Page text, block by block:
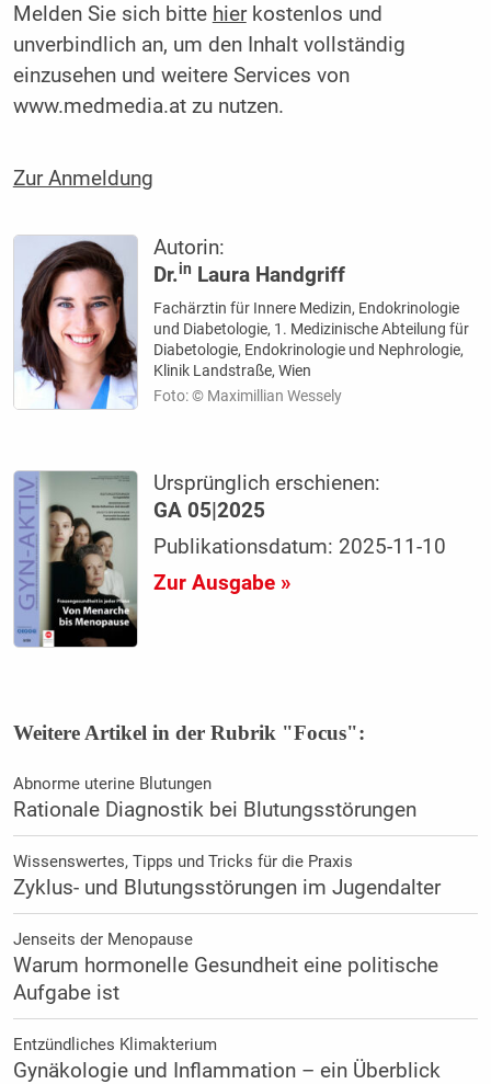
Melden Sie sich bitte hierkostenlos und
unverbindlich an, um den Inhalt vollständig
einzusehen und weitere Services von
www.medmedia.at zu nutzen.
Zur Anmeldung
Autorin:
Dr.in Laura Handgriff
Fachärztin für Innere Medizin, Endokrinologie
und Diabetologie, 1. Medizinische Abteilung für
Diabetologie, Endokrinologie und Nephrologie,
Klinik Landstraße, Wien
Foto: © Maximillian Wessely
Ursprünglich erschienen:
GA 05|2025
Publikationsdatum: 2025-11-10
Zur Ausgabe »
Weitere Artikel in der Rubrik "Focus":
Abnorme uterine Blutungen
Rationale Diagnostik bei Blutungsstörungen
Wissenswertes, Tipps und Tricks für die Praxis
Zyklus- und Blutungsstörungen im Jugendalter
Jenseits der Menopause
Warum hormonelle Gesundheit eine politische
Aufgabe ist
Entzündliches Klimakterium
Gynäkologie und Inflammation – ein Überblick